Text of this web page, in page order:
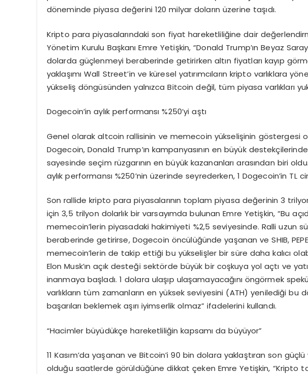
döneminde piyasa değerini 120 milyar doların üzerine taşıdı.
Kripto para piyasalarındaki son fiyat hareketliliğine dair
Yönetim Kurulu Başkanı Emre Yetişkin, “Donald Trump’ın Beyaz
dolarda güçlenmeyi beraberinde getirirken altın fiyatları kayıp
yaklaşımı Wall Street’in ve küresel yatırımcıların kripto varlıklara
yükseliş döngüsünden yalnızca Bitcoin değil, tüm piyasa varlıkları
Dogecoin’in aylık performansı %250’yi aştı
Genel olarak altcoin rallisinin ve memecoin yükselişinin göstergesi
Dogecoin, Donald Trump’ın kampanyasının en büyük
sayesinde seçim rüzgarının en büyük kazananları arasından biri
aylık performansı %250’nin üzerinde seyrederken, 1 Dogecoin’in TL
Son rallide kripto para piyasalarının toplam piyasa değerinin 3
için 3,5 trilyon dolarlık bir varsayımda bulunan Emre Yetişkin, “Bu
memecoin’lerin piyasadaki hakimiyeti %2,5 seviyesinde. Ralli uzun
beraberinde getirirse, Dogecoin öncülüğünde yaşanan ve SHIB,
memecoin’lerin de takip ettiği bu yükselişler bir süre daha kalıcı
Elon Musk’ın açık desteği sektörde büyük bir coşkuya yol açtı ve
inanmaya başladı. 1 dolara ulaşıp ulaşamayacağını öngörmek
varlıkların tüm zamanların en yüksek seviyesini (ATH) yenilediği bu
başarıları beklemek aşırı iyimserlik olmaz” ifadelerini kullandı.
“Hacimler büyüdükçe hareketliliğin kapsamı da büyüyor”
11 Kasım’da yaşanan ve Bitcoin’i 90 bin dolara yaklaştıran son güçlü
olduğu saatlerde görüldüğüne dikkat çeken Emre Yetişkin, “Kripto